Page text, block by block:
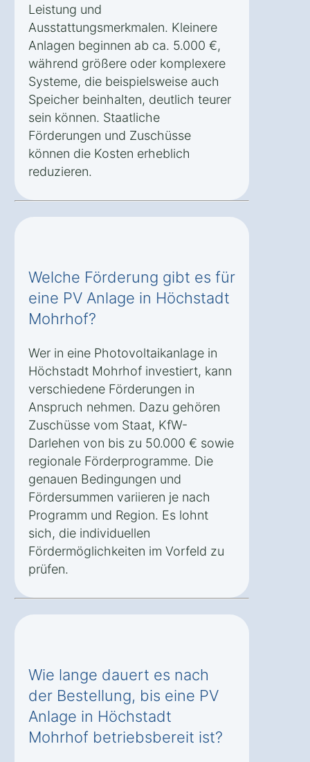
Leistung und
Ausstattungsmerkmalen. Kleinere
Anlagen beginnen ab ca. 5.000 €,
während größere oder komplexere
Systeme, die beispielsweise auch
Speicher beinhalten, deutlich teurer
sein können. Staatliche
Förderungen und Zuschüsse
können die Kosten erheblich
reduzieren.
Welche Förderung gibt es für
eine PV Anlage in Höchstadt
Mohrhof?
Wer in eine Photovoltaikanlage in
Höchstadt Mohrhof investiert, kann
verschiedene Förderungen in
Anspruch nehmen. Dazu gehören
Zuschüsse vom Staat, KfW-
Darlehen von bis zu 50.000 € sowie
regionale Förderprogramme. Die
genauen Bedingungen und
Fördersummen variieren je nach
Programm und Region. Es lohnt
sich, die individuellen
Fördermöglichkeiten im Vorfeld zu
prüfen.
Wie lange dauert es nach
der Bestellung, bis eine PV
Anlage in Höchstadt
Mohrhof betriebsbereit ist?